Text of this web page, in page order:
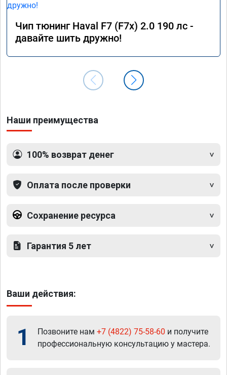
Чип тюнинг Haval F7 (F7x) 2.0 190 лс -
давайте шить дружно!
Наши преимущества
100% возврат денег
Оплата после проверки
Сохранение ресурса
Гарантия 5 лет
Ваши действия:
1 Позвоните нам +7 (4822) 75-58-60 и получите
профессиональную консультацию у мастера.